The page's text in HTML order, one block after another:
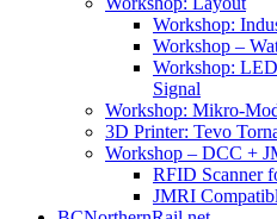
Workshop:
Workshop –
Workshop:
Signal
Workshop: Mikro-
3D Printer: Tevo
Workshop – DCC +
RFID Scanner
JMRI